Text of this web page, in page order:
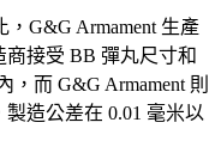
G&G Armament 生產
接受 BB 彈丸尺寸和
而 G&G Armament 則
造公差在 0.01 毫米以